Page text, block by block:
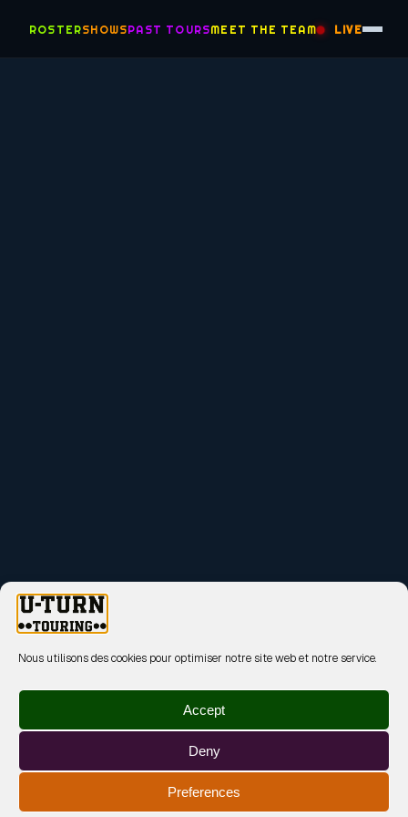
Nous utilisons des cookies pour optimiser notre site web et notre service.
Accept
Deny
Preferences
ROSTERSHOWSPAST TOURSMEET THE TEAM LIVE